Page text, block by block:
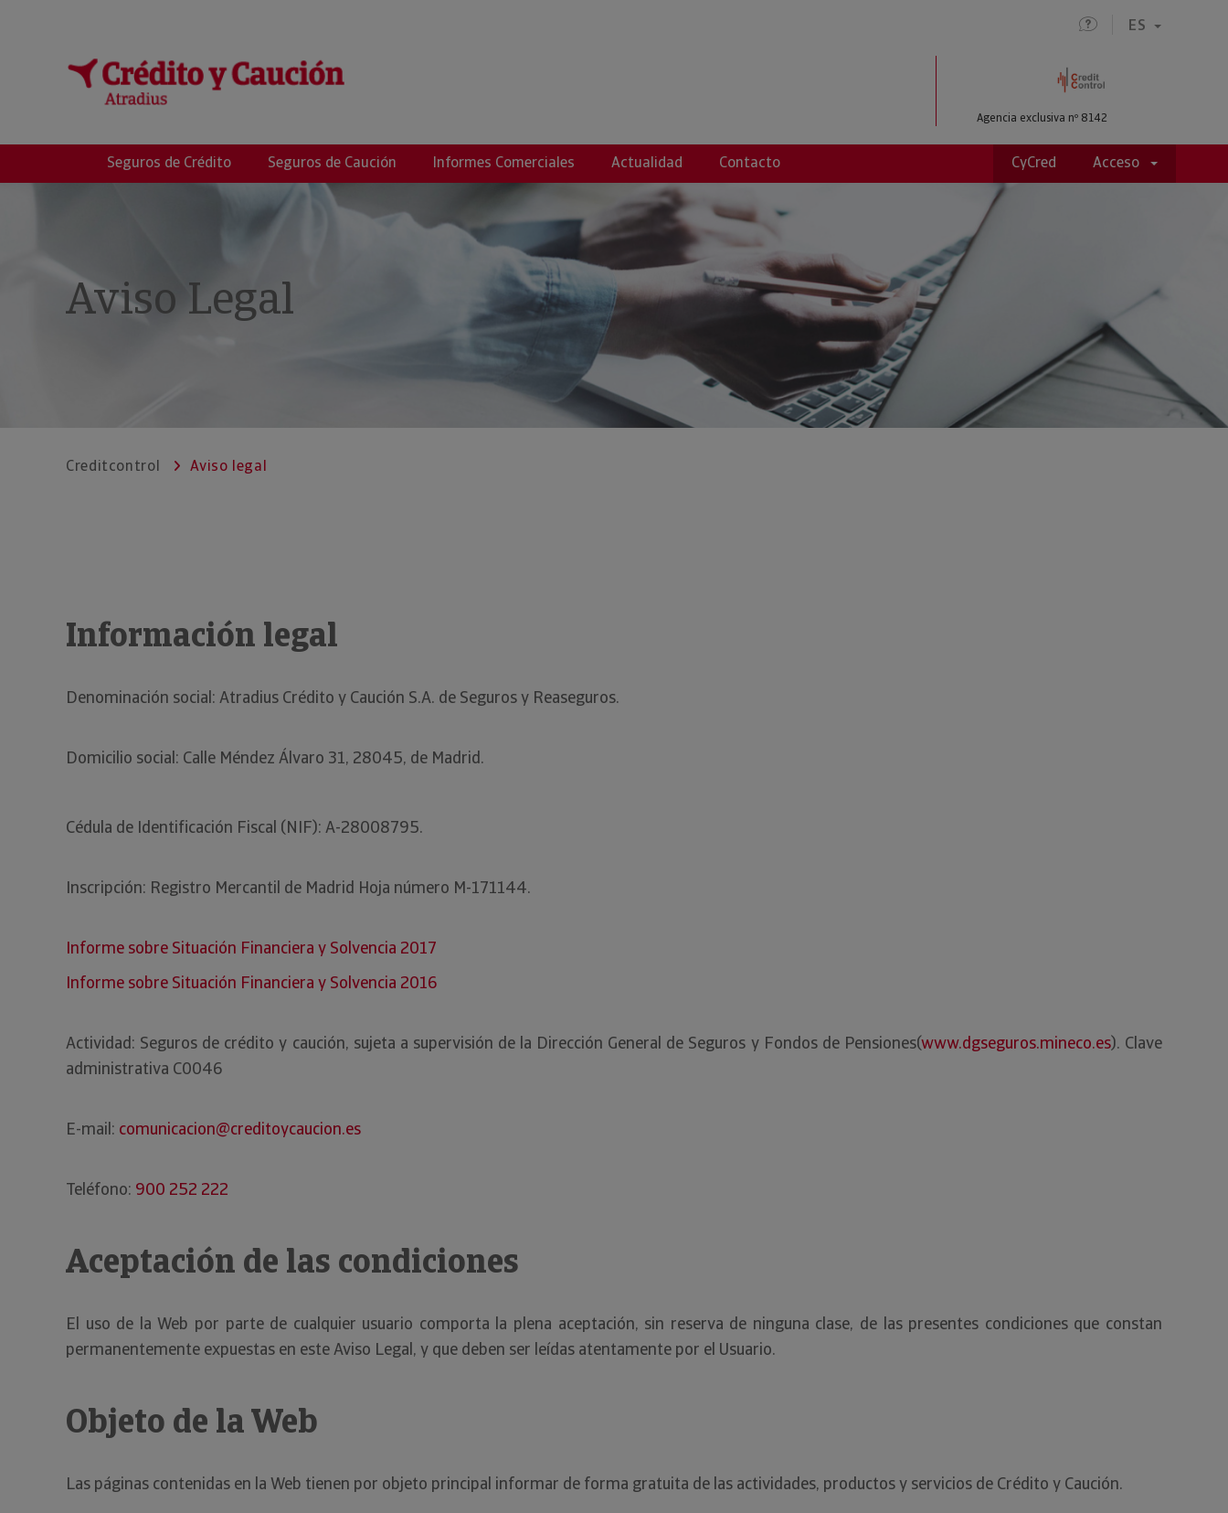
ES
CARRIZOSA SANCHEZ, EMILIO ANTONIO Agencia exclusiva nº 8142
Seguros de Crédito Seguros de Caución Informes Comerciales Actualidad Contacto CyCred Acceso
Aviso Legal
Creditcontrol Aviso legal
Información legal
Denominación social: Atradius Crédito y Caución S.A. de Seguros y Reaseguros.
Domicilio social: Calle Méndez Álvaro 31, 28045, de Madrid.
Cédula de Identificación Fiscal (NIF): A-28008795.
Inscripción: Registro Mercantil de Madrid Hoja número M-171144.
Informe sobre Situación Financiera y Solvencia 2017
Informe sobre Situación Financiera y Solvencia 2016
Actividad: Seguros de crédito y caución, sujeta a supervisión de la Dirección General de Seguros y Fondos de Pensiones(www.dgseguros.mineco.es). Clave
administrativa C0046
E-mail: comunicacion@creditoycaucion.es
Teléfono: 900 252 222
Aceptación de las condiciones
El uso de la Web por parte de cualquier usuario comporta la plena aceptación, sin reserva de ninguna clase, de las presentes condiciones que constan
permanentemente expuestas en este Aviso Legal, y que deben ser leídas atentamente por el Usuario.
Objeto de la Web
Las páginas contenidas en la Web tienen por objeto principal informar de forma gratuita de las actividades, productos y servicios de Crédito y Caución.